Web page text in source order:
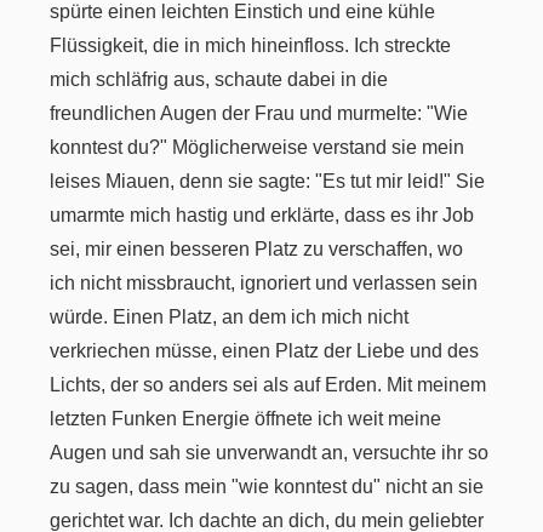
spürte einen leichten Einstich und eine kühle
Flüssigkeit, die in mich hineinfloss. Ich streckte
mich schläfrig aus, schaute dabei in die
freundlichen Augen der Frau und murmelte: "Wie
konntest du?" Möglicherweise verstand sie mein
leises Miauen, denn sie sagte: "Es tut mir leid!" Sie
umarmte mich hastig und erklärte, dass es ihr Job
sei, mir einen besseren Platz zu verschaffen, wo
ich nicht missbraucht, ignoriert und verlassen sein
würde. Einen Platz, an dem ich mich nicht
verkriechen müsse, einen Platz der Liebe und des
Lichts, der so anders sei als auf Erden. Mit meinem
letzten Funken Energie öffnete ich weit meine
Augen und sah sie unverwandt an, versuchte ihr so
zu sagen, dass mein "wie konntest du" nicht an sie
gerichtet war. Ich dachte an dich, du mein geliebter